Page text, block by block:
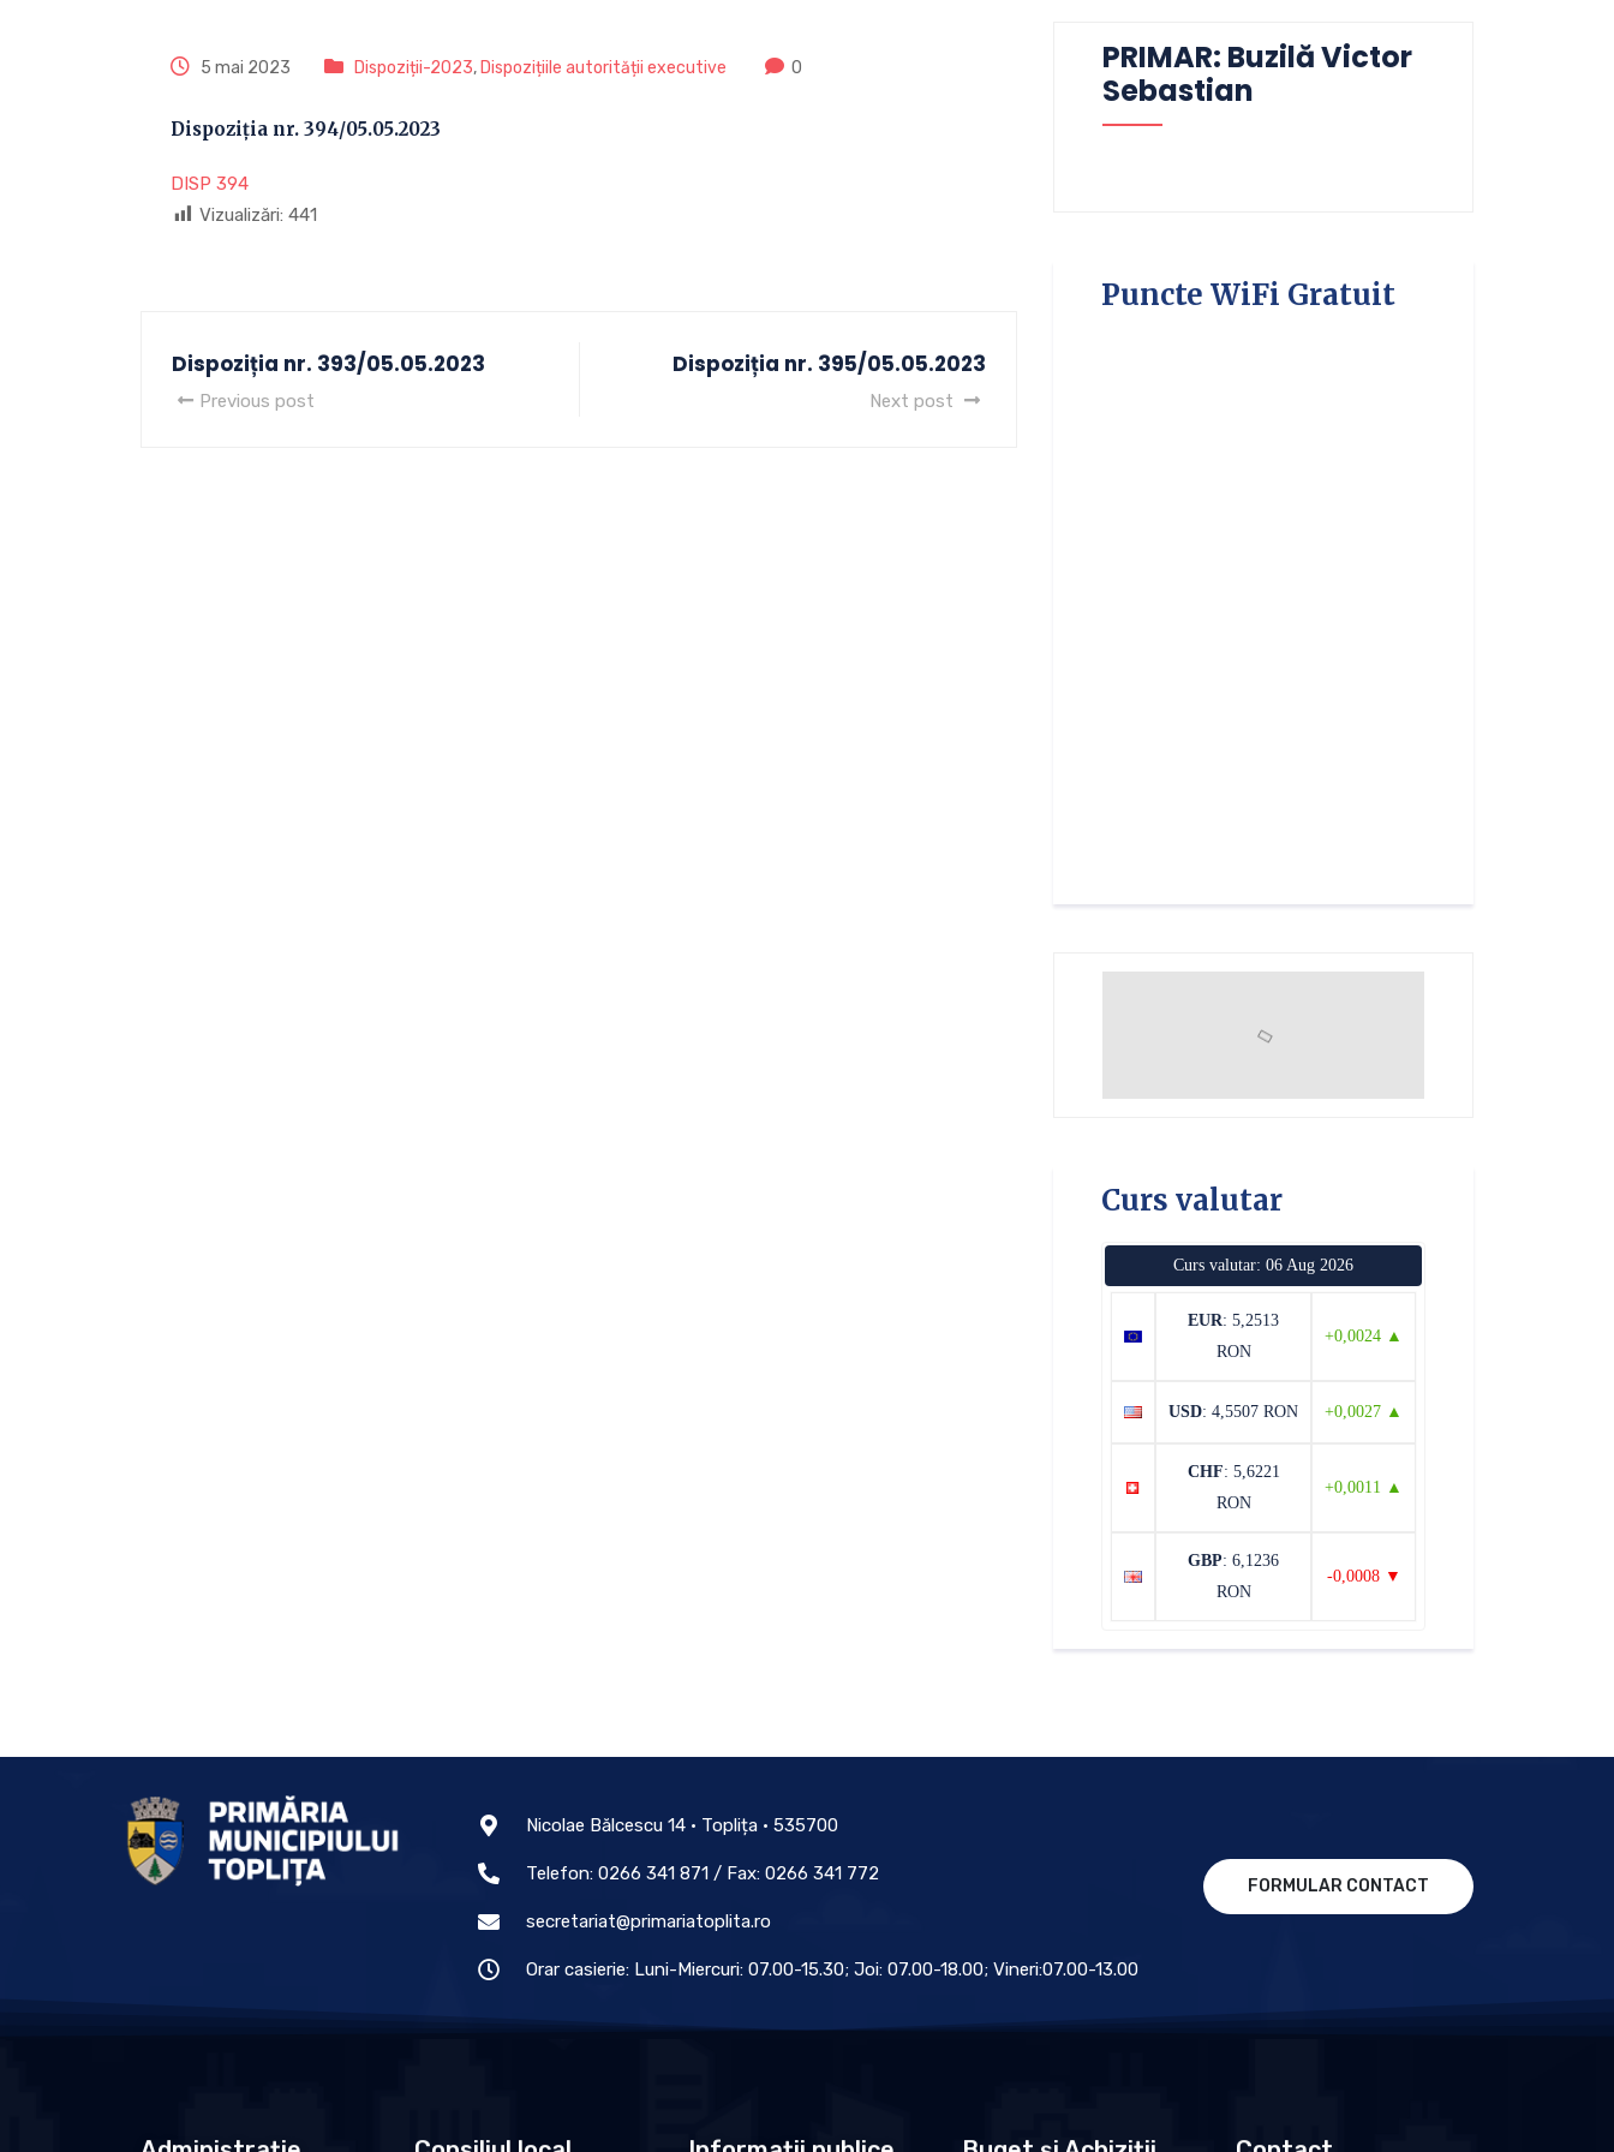
5 mai 2023 Dispoziții-2023, Dispozițiile autorității executive 0
Dispoziția nr. 394/05.05.2023
DISP 394
Vizualizări: 441
Dispoziția nr. 393/05.05.2023
Previous post
Dispoziția nr. 395/05.05.2023
Next post
PRIMAR: Buzilă Victor
Sebastian
Puncte WiFi Gratuit
Curs valutar
Curs valutar: 06 Aug 2026
EUR: 5,2513
RON
+0,0024 ▲
USD: 4,5507 RON +0,0027 ▲
CHF: 5,6221
RON
+0,0011 ▲
GBP: 6,1236
RON
-0,0008 ▼
Nicolae Bălcescu 14 • Toplița • 535700
Telefon: 0266 341 871 / Fax: 0266 341 772
secretariat@primariatoplita.ro
Orar casierie: Luni-Miercuri: 07.00-15.30; Joi: 07.00-18.00; Vineri:07.00-13.00
FORMULAR CONTACT